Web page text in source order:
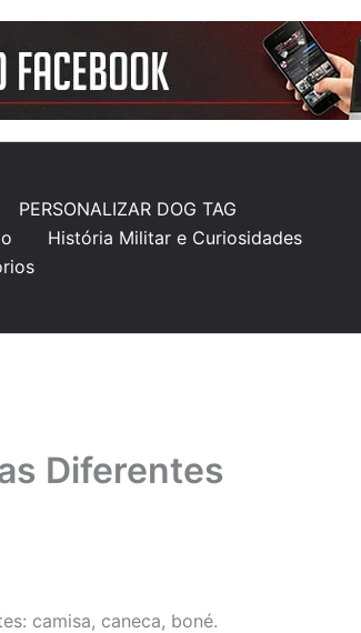
PERSONALIZAR DOG TAG
História Militar e Curiosidades
Diferentes
camisa, caneca, boné.